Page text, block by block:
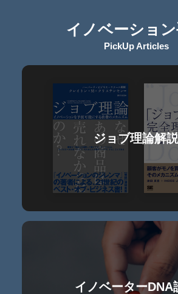
イノベーショ
PickUp Articles
ジョブ理論解説
イノベーターDNA